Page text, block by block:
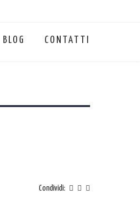
BLOG CONTATTI
Condividi: